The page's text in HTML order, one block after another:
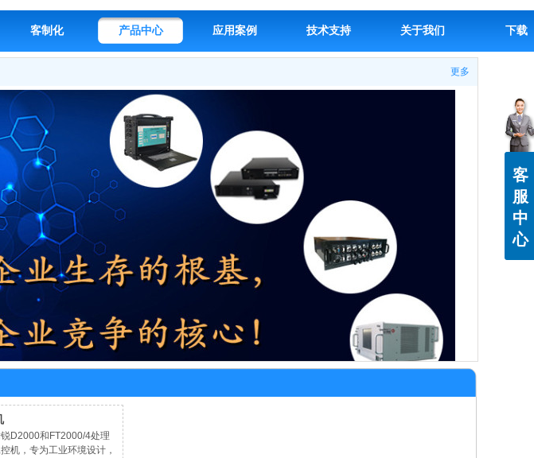
客制化 产品中心 应用案例 技术支持 关于我们 下载
更多
D2000和FT2000/4处理
机，专为工业环境设计，
客
服
中
心